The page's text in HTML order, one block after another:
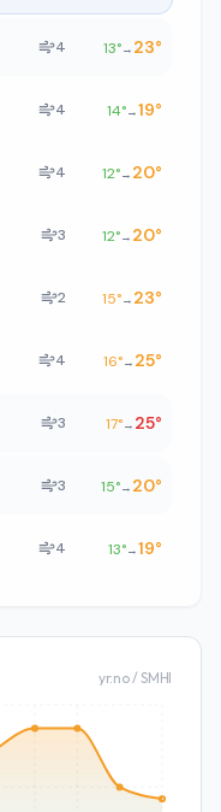
4 13°→ 23°
4 14°→19°
4 12°→ 20°
3 12°→ 20°
2 15°→ 23°
4 16°→ 25°
3 17°→ 25°
3 15°→ 20°
4 13°→19°
yr.no / SMHI